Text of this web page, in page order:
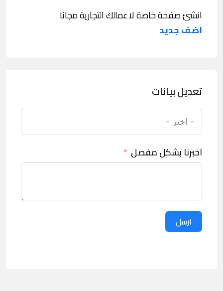
انشئ صفحة خاصة لاعمالك التجارية مجانا
اضف جديد
تعديل بيانات
اخبرنا بشكل مفصل
ارسل